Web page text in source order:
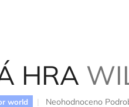
HRA
world
Průměrné
Neohodnoceno